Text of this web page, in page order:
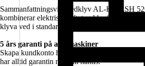
Sammanfattningsvis: Vedklyv AL-KO LSH
kombinerar elektrisk drift, tryckkraft och
klyva ved i standardstorlek med kontrollerad
5 års garanti på alla maskiner
Skapa kundkonto hos Hornbach – så sparas
har alltid garantin nära till hands.